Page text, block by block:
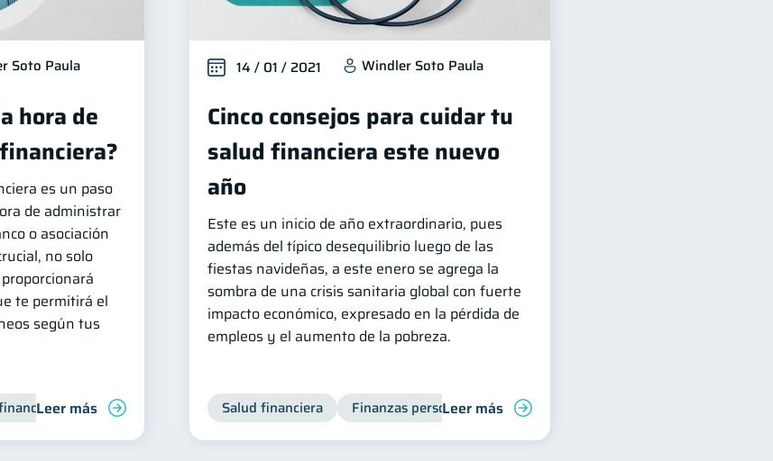
Soto Paula
hora de
es un paso
de administrar
o asociación
no solo
te permitirá el
según tus
Finanzas personales Inclusión financiera Finanzas para jóvenes
Leer más
14 / 01 / 2021 Windler Soto Paula
Cinco consejos para cuidar tu
salud financiera este nuevo
año
Este es un inicio de año extraordinario, pues
además del típico desequilibrio luego de las
fiestas navideñas, a este enero se agrega la
sombra de una crisis sanitaria global con fuerte
impacto económico, expresado en la pérdida de
empleos y el aumento de la pobreza.
Salud financiera Finanzas personales
Leer más